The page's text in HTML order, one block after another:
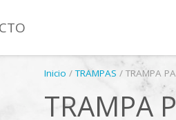
Inicio /TRAMPAS / TRAMPA
TRAMPA